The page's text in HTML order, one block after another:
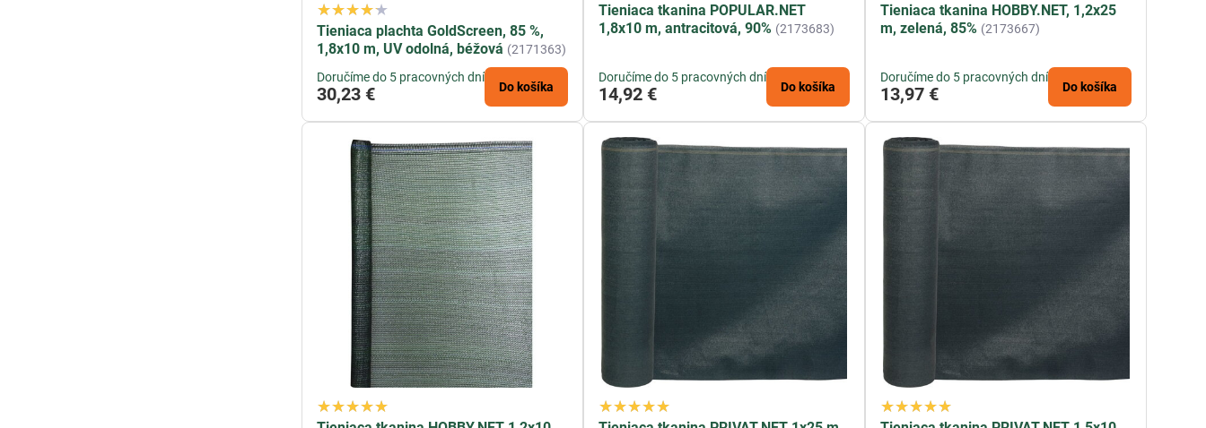
Tieniaca plachta GoldScreen, 85 %,
1,8x10 m, UV odolná, béžová (2171363)
Doručíme do 5 pracovných dní
30,23 € Do košíka
Tieniaca tkanina POPULAR.NET
1,8x10 m, antracitová, 90% (2173683)
Doručíme do 5 pracovných dní
14,92 € Do košíka
Tieniaca tkanina HOBBY.NET, 1,2x25
m, zelená, 85% (2173667)
Doručíme do 5 pracovných dní
13,97 € Do košíka